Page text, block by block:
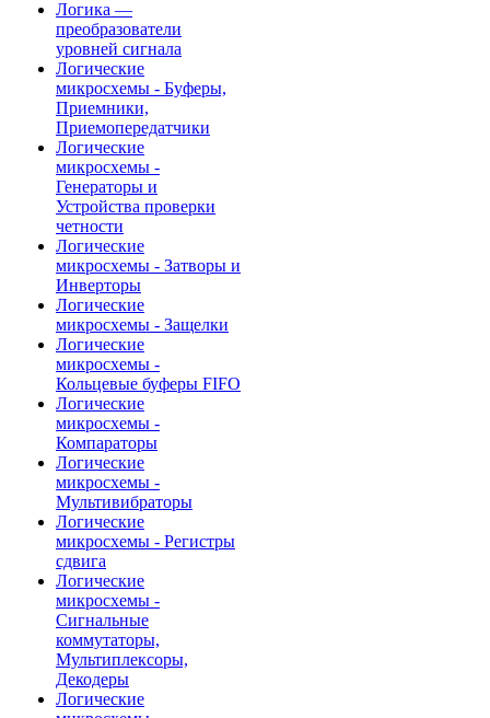
Логика —
преобразователи
уровней сигнала
Логические
микросхемы - Буферы,
Приемники,
Приемопередатчики
Логические
микросхемы -
Генераторы и
Устройства проверки
четности
Логические
микросхемы - Затворы и
Инверторы
Логические
микросхемы - Защелки
Логические
микросхемы -
Кольцевые буферы FIFO
Логические
микросхемы -
Компараторы
Логические
микросхемы -
Мультивибраторы
Логические
микросхемы - Регистры
сдвига
Логические
микросхемы -
Сигнальные
коммутаторы,
Мультиплексоры,
Декодеры
Логические